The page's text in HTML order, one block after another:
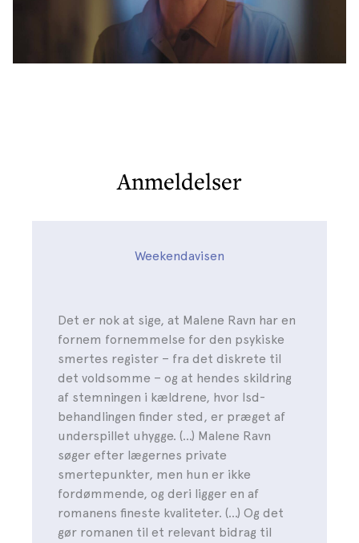
Anmeldelser
Weekendavisen
Det er nok at sige, at Malene Ravn har en
fornem fornemmelse for den psykiske
smertes register – fra det diskrete til
det voldsomme – og at hendes skildring
af stemningen i kældrene, hvor lsd-
behandlingen finder sted, er præget af
underspillet uhygge. (…) Malene Ravn
søger efter lægernes private
smertepunkter, men hun er ikke
fordømmende, og deri ligger en af
romanens fineste kvaliteter. (…) Og det
gør romanen til et relevant bidrag til